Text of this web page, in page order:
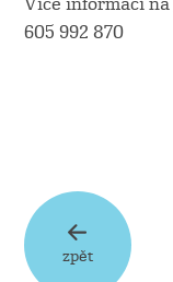
605 992 870
zpět